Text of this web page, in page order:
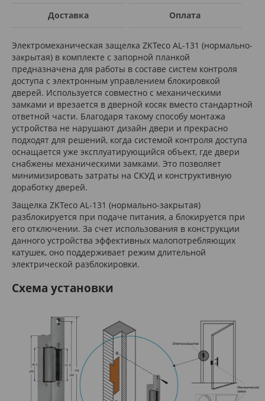
Доставка Оплата
Электромеханическая защелка ZKTeco AL-131 (нормально-
закрытая) в комплекте с запорной планкой
предназначена для работы в составе систем контроля
доступа с электронным управлением блокировкой
дверей. Используется совместно с механическими
замками и врезается в дверной косяк вместо стандартной
ответной части. Благодаря такому способу монтажа
устройства не нарушают дизайн двери и прекрасно
подходят для решений, когда системой контроля доступа
оснащается уже эксплуатирующийся объект, где двери
снабжены механическими замками. Это позволяет
минимизировать затраты на СКУД и конструктивную
доработку дверей.
Защелка ZKTeco AL-131 (нормально-закрытая)
разблокируется при подаче питания, а блокируется при
его отключении. За счет использования в конструкции
данного устройства эффективных малопотребляющих
катушек, оно поддерживает режим длительной
электрической разблокировки.
Схема установки